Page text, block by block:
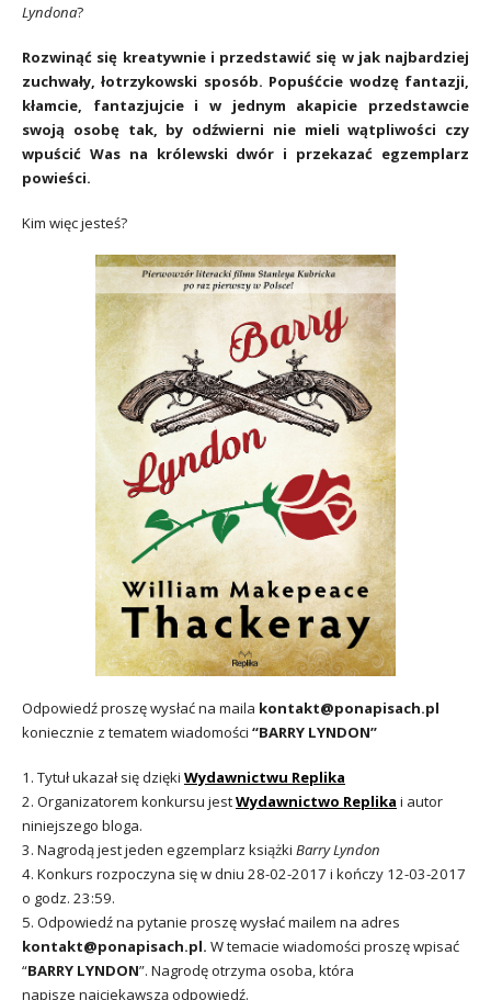
Lyndona?
Rozwinąć się kreatywnie i przedstawić się w jak najbardziej
zuchwały, łotrzykowski sposób. Popuśćcie wodzę fantazji,
kłamcie, fantazjujcie i w jednym akapicie przedstawcie
swoją osobę tak, by odźwierni nie mieli wątpliwości czy
wpuścić Was na królewski dwór i przekazać egzemplarz
powieści.
Kim więc jesteś?
Odpowiedź proszę wysłać na maila kontakt@ponapisach.pl
koniecznie z tematem wiadomości “BARRY LYNDON”
1. Tytuł ukazał się dzięki Wydawnictwu Replika
2. Organizatorem konkursu jestWydawnictwo Replika i autor
niniejszego bloga.
3. Nagrodą jest jeden egzemplarz książki Barry Lyndon
4. Konkurs rozpoczyna się w dniu 28-02-2017 i kończy 12-03-2017
o godz. 23:59.
5. Odpowiedź na pytanie proszę wysłać mailem na adres
kontakt@ponapisach.pl. W temacie wiadomości proszę wpisać
“BARRY LYNDON”. Nagrodę otrzyma osoba, która
napisze najciekawszą odpowiedź.